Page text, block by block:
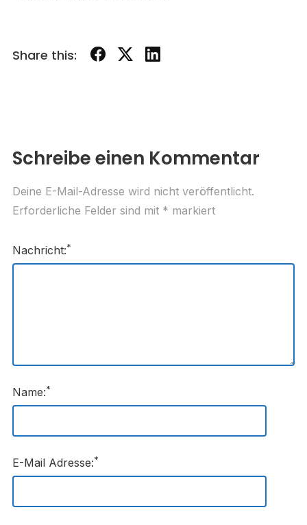
Share this:
Schreibe einen Kommentar
Deine E-Mail-Adresse wird nicht veröffentlicht.
Erforderliche Felder sind mit * markiert
Nachricht:*
Name:*
E-Mail Adresse:*